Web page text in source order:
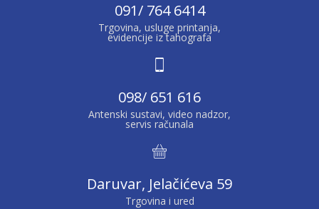
091/ 764 6414
Trgovina, usluge printanja,
evidencije iz tahografa
098/ 651 616
Antenski sustavi, video nadzor,
servis računala
Daruvar, Jelačićeva 59
Trgovina i ured